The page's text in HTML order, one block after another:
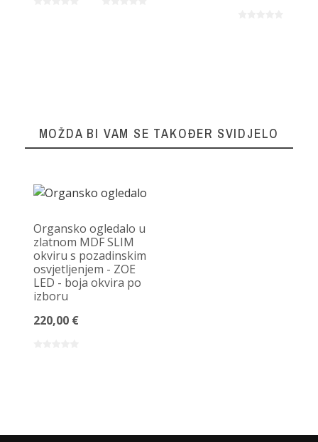
MOŽDA BI VAM SE TAKOĐER SVIDJELO
Organsko ogledalo u
zlatnom MDF SLIM
okviru s pozadinskim
osvjetljenjem - ZOE
LED - boja okvira po
izboru
220,00 €